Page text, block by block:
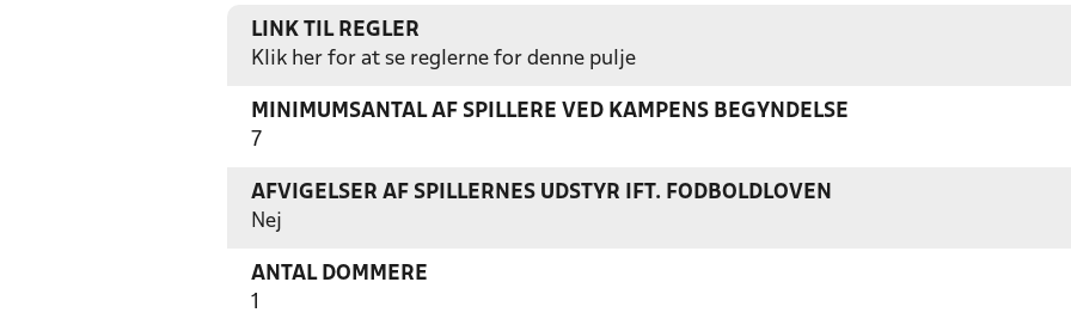
LINK TIL REGLER
Klik her for at se reglerne for denne pulje
MINIMUMSANTAL AF SPILLERE VED KAMPENS BEGYNDELSE
7
AFVIGELSER AF SPILLERNES UDSTYR IFT. FODBOLDLOVEN
Nej
ANTAL DOMMERE
1